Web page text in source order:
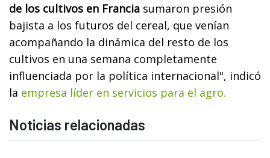
de los cultivos en Francia sumaron presión
bajista a los futuros del cereal, que venían
acompañando la dinámica del resto de los
cultivos en una semana completamente
influenciada por la política internacional", indicó
la empresa líder en servicios para el agro.
Noticias relacionadas